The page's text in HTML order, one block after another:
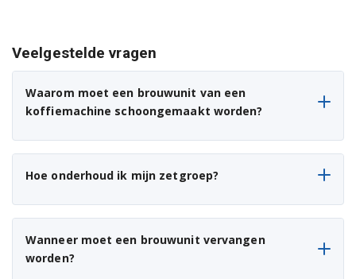
Philips EP3243/50
Philips EP3243/50R1
Philips EP3243/70R1
Philips EP3246/70
Philips EP4341/50
Philips EP4346/70
Veelgestelde vragen
Waarom moet een brouwunit van een
koffiemachine schoongemaakt worden?
Hoe onderhoud ik mijn zetgroep?
Wanneer moet een brouwunit vervangen
worden?